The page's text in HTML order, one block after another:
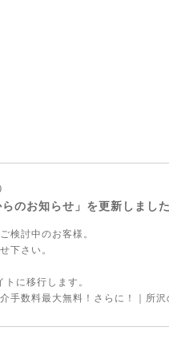
のお知らせ」を更新しました
検討中のお客様。
下さい。
に移行します。
手数料最大無料！さらに！｜所